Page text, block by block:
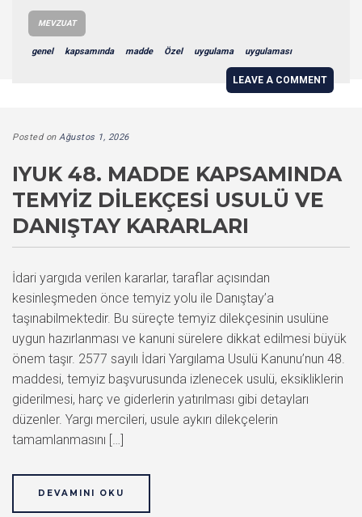
MEVZUAT
genel kapsamında madde Özel uygulama uygulaması
LEAVE A COMMENT
Posted on Ağustos 1, 2026
IYUK 48. MADDE KAPSAMINDA
TEMYIZ DILEKÇESI USULÜ VE
DANIŞTAY KARARLARI
İdari yargıda verilen kararlar, taraflar açısından
kesinleşmeden önce temyiz yolu ile Danıştay’a
taşınabilmektedir. Bu süreçte temyiz dilekçesinin usulüne
uygun hazırlanması ve kanuni sürelere dikkat edilmesi büyük
önem taşır. 2577 sayılı İdari Yargılama Usulü Kanunu’nun 48.
maddesi, temyiz başvurusunda izlenecek usulü, eksikliklerin
giderilmesi, harç ve giderlerin yatırılması gibi detayları
düzenler. Yargı mercileri, usule aykırı dilekçelerin
tamamlanmasını […]
DEVAMINI OKU